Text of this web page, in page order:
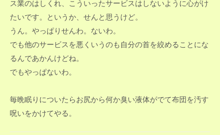
ス業のはしくれ、こういったサービスはしないように心がけ
たいです。というか、せんと思うけど。
うん。やっぱりせんわ。ないわ。
でも他のサービスを悪くいうのも自分の首を絞めることにな
るんであかんけどね。
でもやっぱないわ。
毎晩眠りについたらお尻から何か臭い液体がでて布団を汚す
呪いをかけてやる。